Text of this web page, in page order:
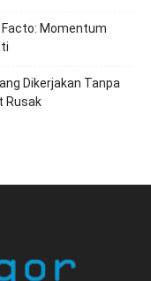
Facto: Momentum
Dikerjakan Tanpa
Rusak